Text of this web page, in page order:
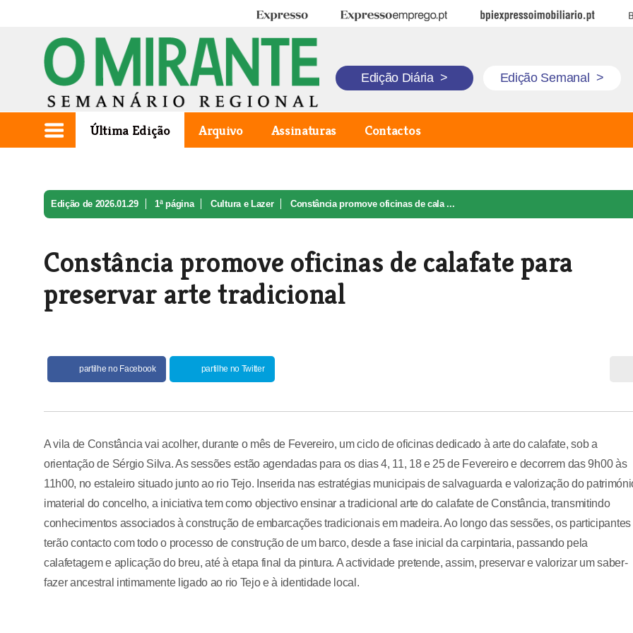
Expresso Expresso Emprego BPI Expresso Imobiliário
Edição Diária > Edição Semanal >
Última Edição Arquivo Assinaturas Contactos
Edição de 2026.01.29 1ª página Cultura e Lazer Constância promove oficinas de cala ...
Constância promove oficinas de calafate para
preservar arte tradicional
partilhe no Facebook partilhe no Twitter
A vila de Constância vai acolher, durante o mês de Fevereiro, um ciclo de oficinas dedicado à arte do calafate, sob a
orientação de Sérgio Silva. As sessões estão agendadas para os dias 4, 11, 18 e 25 de Fevereiro e decorrem das 9h00 às
11h00, no estaleiro situado junto ao rio Tejo. Inserida nas estratégias municipais de salvaguarda e valorização do
imaterial do concelho, a iniciativa tem como objectivo ensinar a tradicional arte do calafate de Constância, transmitindo
conhecimentos associados à construção de embarcações tradicionais em madeira. Ao longo das sessões, os participantes
terão contacto com todo o processo de construção de um barco, desde a fase inicial da carpintaria, passando pela
calafetagem e aplicação do breu, até à etapa final da pintura. A actividade pretende, assim, preservar e valorizar um saber-
fazer ancestral intimamente ligado ao rio Tejo e à identidade local.